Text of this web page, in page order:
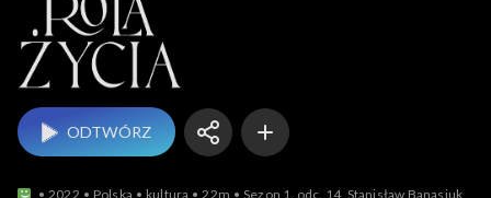
ODTWÓRZ
2022 Polska kultura 22m Sezon 1, odc. 14, Stanisław Banasiuk